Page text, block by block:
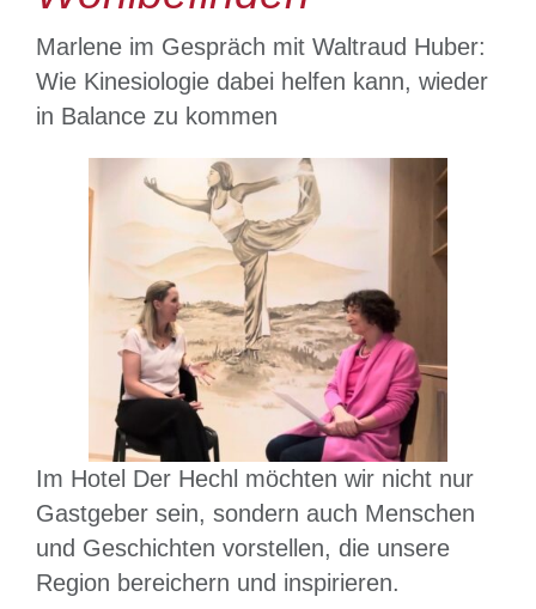
Angebote
Rund um den Hechl
Bewegungs- & Seminarraum
Marlene im Gespräch mit Waltraud Huber:
Wie Kinesiologie dabei helfen kann, wieder
in Balance zu kommen
Im Hotel Der Hechl möchten wir nicht nur
Gastgeber sein, sondern auch Menschen
und Geschichten vorstellen, die unsere
Region bereichern und inspirieren.